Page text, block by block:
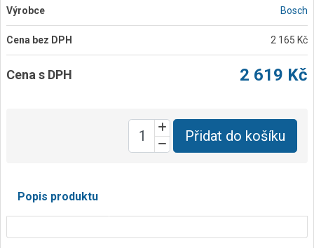
Výrobce Bosch
Cena bez DPH 2 165 Kč
Cena s DPH 2 619 Kč
Přidat do košíku
Popis produktu